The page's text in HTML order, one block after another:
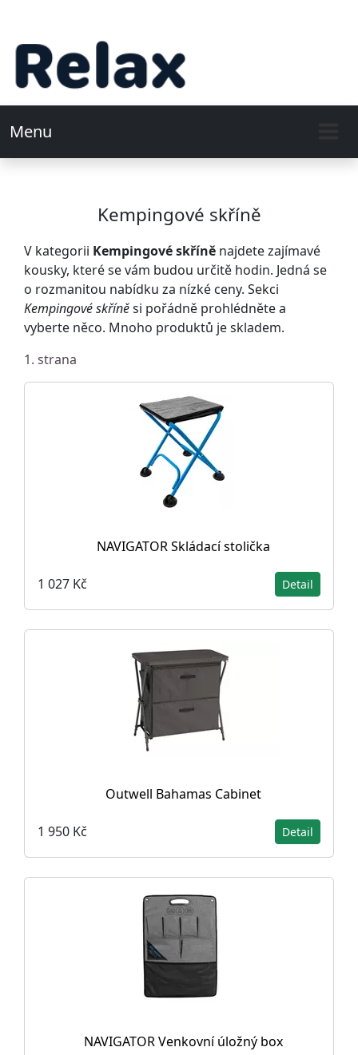
Menu
Kempingové skříně
V kategorii Kempingové skříně najdete zajímavé
kousky, které se vám budou určitě hodin. Jedná se
o rozmanitou nabídku za nízké ceny. Sekci
Kempingové skříněsi pořádně prohlédněte a
vyberte něco. Mnoho produktů je skladem.
1. strana
NAVIGATOR Skládací stolička
1 027 Kč Detail
Outwell Bahamas Cabinet
1 950 Kč Detail
NAVIGATOR Venkovní úložný box